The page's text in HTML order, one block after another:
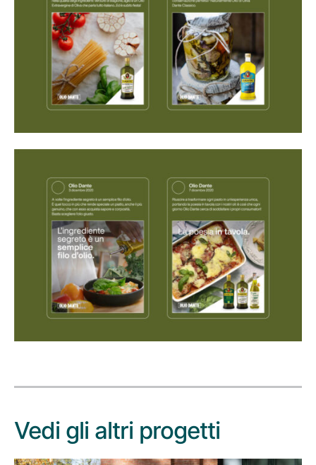
Vedi gli altri progetti